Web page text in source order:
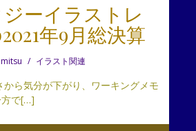
ーイラストレ
年9月総決算
イラスト関連
から気分が下がり、ワーキングメモ
方で[…]